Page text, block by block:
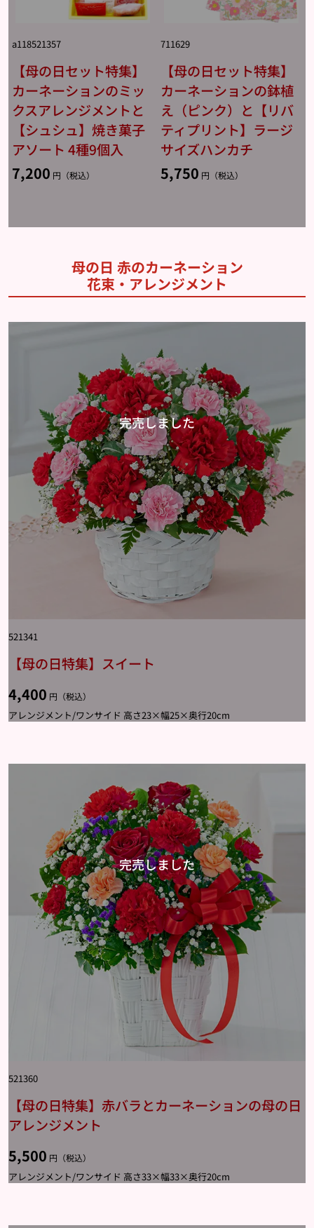
a118521357
【母の日セット特集】
カーネーションのミッ
クスアレンジメントと
【シュシュ】焼き菓子
アソート 4種9個入
7,200 円（税込）
711629
【母の日セット特集】
カーネーションの鉢植
え（ピンク）と【リバ
ティプリント】ラージ
サイズハンカチ
5,750 円（税込）
母の日 赤のカーネーション
花束・アレンジメント
521341
【母の日特集】スイート
4,400 円（税込）
アレンジメント/ワンサイド 高さ23×幅25×奥行20cm
521360
【母の日特集】赤バラとカーネーションの母の日
アレンジメント
5,500 円（税込）
アレンジメント/ワンサイド 高さ33×幅33×奥行20cm